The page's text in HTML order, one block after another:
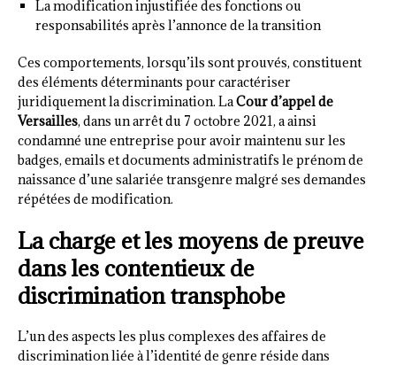
La modification injustifiée des fonctions ou
responsabilités après l’annonce de la transition
Ces comportements, lorsqu’ils sont prouvés, constituent
des éléments déterminants pour caractériser
juridiquement la discrimination. LaCour d’appel de
Versailles, dans un arrêt du 7 octobre 2021, a ainsi
condamné une entreprise pour avoir maintenu sur les
badges, emails et documents administratifs le prénom de
naissance d’une salariée transgenre malgré ses demandes
répétées de modification.
La charge et les moyens de preuve
dans les contentieux de
discrimination transphobe
L’un des aspects les plus complexes des affaires de
discrimination liée à l’identité de genre réside dans